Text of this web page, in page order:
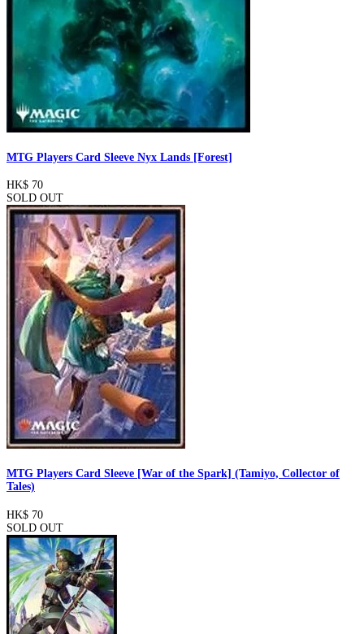
MTG Players Card Sleeve Nyx Lands [Forest]
HK$ 70
SOLD OUT
MTG Players Card Sleeve [War of the Spark] (Tamiyo, Collector of
Tales)
HK$ 70
SOLD OUT